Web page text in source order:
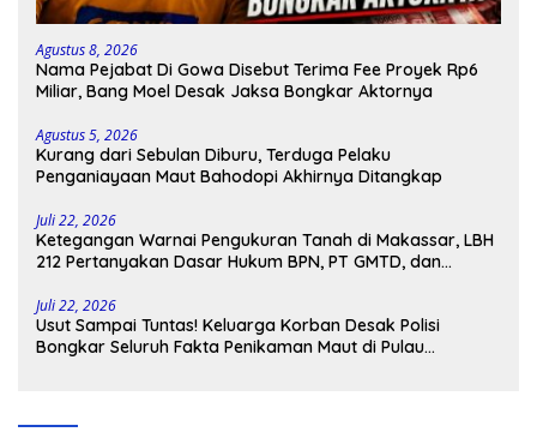
Agustus 8, 2026
Nama Pejabat Di Gowa Disebut Terima Fee Proyek Rp6
Miliar, Bang Moel Desak Jaksa Bongkar Aktornya
Agustus 5, 2026
Kurang dari Sebulan Diburu, Terduga Pelaku
Penganiayaan Maut Bahodopi Akhirnya Ditangkap
Juli 22, 2026
Ketegangan Warnai Pengukuran Tanah di Makassar, LBH
212 Pertanyakan Dasar Hukum BPN, PT GMTD, dan
Juli 22, 2026
Usut Sampai Tuntas! Keluarga Korban Desak Polisi
Bongkar Seluruh Fakta Penikaman Maut di Pulau